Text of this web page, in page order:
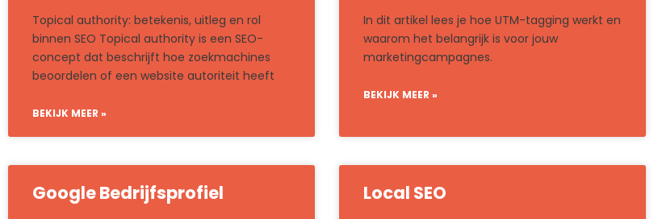
Topical authority: betekenis, uitleg en rol
binnen SEO Topical authority is een SEO-
concept dat beschrijft hoe zoekmachines
beoordelen of een website autoriteit heeft
BEKIJK MEER »
In dit artikel lees je hoe UTM-tagging werkt en
waarom het belangrijk is voor jouw
marketingcampagnes.
BEKIJK MEER »
Google Bedrijfsprofiel Local SEO